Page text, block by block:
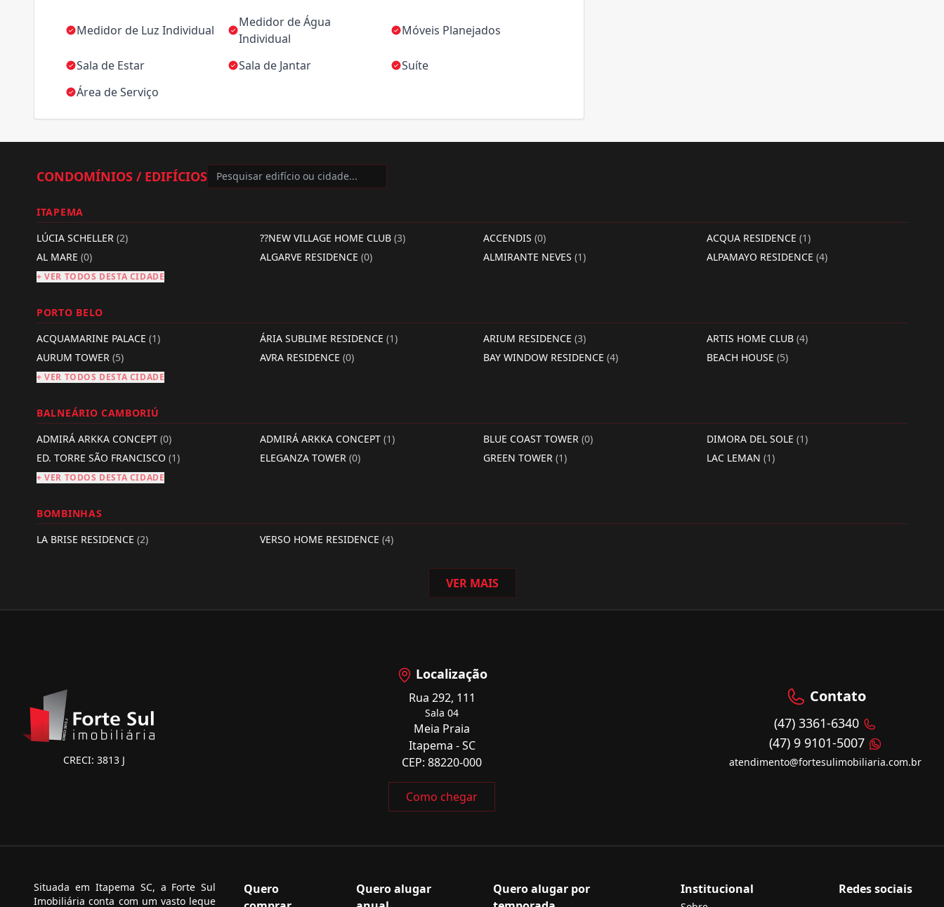
Medidor de Luz Individual
Medidor de Água
Individual
Móveis Planejados
Sala de Estar Sala de Jantar
Suíte
Área de Serviço
CONDOMÍNIOS / EDIFÍCIOS
ITAPEMA
LÚCIA SCHELLER (2) ??NEW VILLAGE HOME CLUB (3) ACCENDIS (0) ACQUA RESIDENCE (1)
AL MARE (0) ALGARVE RESIDENCE (0) ALMIRANTE NEVES (1) ALPAMAYO RESIDENCE (4)
+ VER TODOS DESTA CIDADE
PORTO BELO
ACQUAMARINE PALACE (1) ÁRIA SUBLIME RESIDENCE (1) ARIUM RESIDENCE (3) ARTIS HOME CLUB (4)
AURUM TOWER (5) AVRA RESIDENCE (0) BAY WINDOW RESIDENCE (4) BEACH HOUSE (5)
+ VER TODOS DESTA CIDADE
BALNEÁRIO CAMBORIÚ
ADMIRÁ ARKKA CONCEPT (0) ADMIRÁ ARKKA CONCEPT (1) BLUE COAST TOWER (0) DIMORA DEL SOLE (1)
ED. TORRE SÃO FRANCISCO (1) ELEGANZA TOWER (0) GREEN TOWER (1) LAC LEMAN (1)
+ VER TODOS DESTA CIDADE
BOMBINHAS
LA BRISE RESIDENCE (2) VERSO HOME RESIDENCE (4)
VER MAIS
CRECI: 3813 J
Localização
Rua 292, 111
Sala 04
Meia Praia
Itapema - SC
CEP: 88220-000
Como chegar
Contato
(47) 3361-6340
(47) 9 9101-5007
atendimento@fortesulimobiliaria.com.br
Situada em Itapema SC, a Forte Sul
Imobiliária conta com um vasto leque
Quero
Quero alugar
Quero alugar por
Institucional Redes sociais